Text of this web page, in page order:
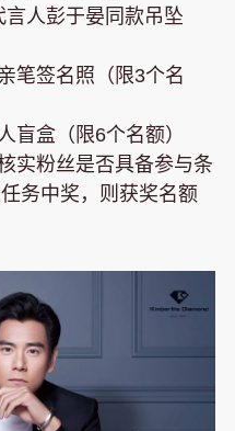
人彭于晏同款吊坠
笔签名照（限3个名
盲盒（限6个名额）
实粉丝是否具备参与条
务中奖，则获奖名额